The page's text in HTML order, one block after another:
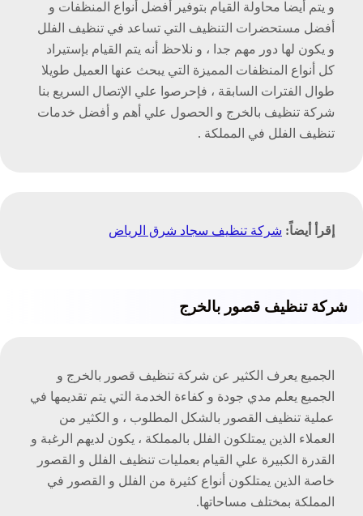
و يتم أيضا محاولة القيام بتوفير أفضل أنواع المنظفات و
أفضل مستحضرات التنظيف التي تساعد في تنظيف الفلل
و يكون لها دور مهم جدا ، و نلاحظ أنه يتم القيام بإستيراد
كل أنواع المنظفات المميزة التي يبحث عنها العميل طويلا
طوال الفترات السابقة ، فإحرصوا علي الإتصال السريع بنا
شركة تنظيف بالخرج و الحصول علي أهم و أفضل خدمات
تنظيف الفلل في المملكة .
إقرأ أيضاً: شركة تنظيف سجاد شرق الرياض
شركة تنظيف قصور بالخرج
الجميع يعرف الكثير عن شركة تنظيف قصور بالخرج و
الجميع يعلم مدي جودة و كفاءة الخدمة التي يتم تقديمها في
عملية تنظيف القصور بالشكل المطلوب ، و الكثير من
العملاء الذين يمتلكون الفلل بالمملكة ، يكون لديهم الرغبة و
القدرة الكبيرة علي القيام بعمليات تنظيف الفلل و القصور
خاصة الذين يمتلكون أنواع كثيرة من الفلل و القصور في
المملكة بمختلف مساحاتها.